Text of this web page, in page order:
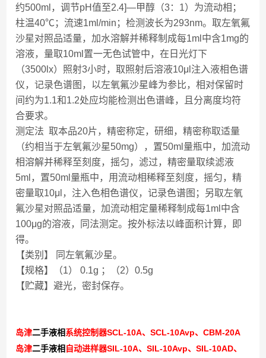
约500ml，调节pH值至2.4]—甲醇（3：1）为流动相；
柱温40℃；流速1ml/min；检测波长为293nm。取左氧氟
沙星对照品适量，加水溶解并稀释制成每1ml中含1mg的
溶液，量取10ml置一无色试管中，在日光灯下
（3500lx）照射3小时，取照射后溶液10μl注入液相色谱
仪，记录色谱图，以左氧氟沙星峰为参比，相对保留时
间约为1.1和1.2处应均能检测出色谱峰，且分离度均符
合要求。
测定法 取本品20片，精密称定，研细，精密称取适量
（约相当于左氧氟沙星50mg），置50ml量瓶中，加流动
相溶解并稀释至刻度，摇匀，滤过，精密量取续滤液
5ml，置50ml量瓶中，用流动相稀释至刻度，摇匀，精
密量取10μl，注入色相色谱仪，记录色谱图；另取左氧
氟沙星对照品适量，加流动相定量稀释制成每1ml中含
100μg的溶液，同法测定。按外标法以峰面积计算，即
得。
【类别】 同左氧氟沙星。
【规格】（1） 0.1g ；（2）0.5g
【贮藏】避光，密封保存。
岛津二手液相 系统控制器SCL-10A、SCL-10Avp、CBM-20A
岛津二手液相 自动进样器SIL-10A、SIL-10Avp、SIL-10AD、